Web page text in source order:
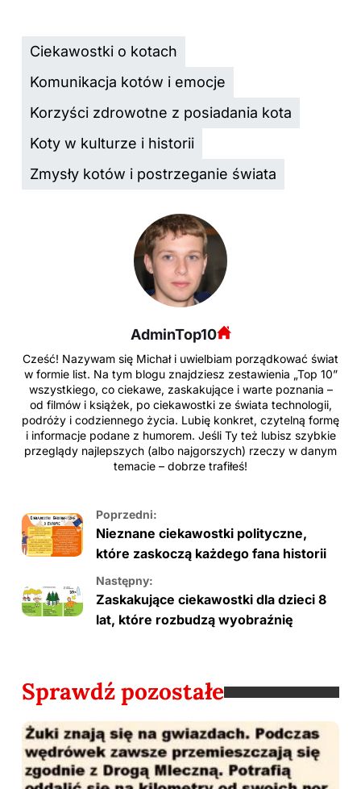
Ciekawostki o kotach
Komunikacja kotów i emocje
Korzyści zdrowotne z posiadania kota
Koty w kulturze i historii
Zmysły kotów i postrzeganie świata
AdminTop10
Cześć! Nazywam się Michał i uwielbiam porządkować świat
w formie list. Na tym blogu znajdziesz zestawienia „Top 10”
wszystkiego, co ciekawe, zaskakujące i warte poznania –
od filmów i książek, po ciekawostki ze świata technologii,
podróży i codziennego życia. Lubię konkret, czytelną formę
i informacje podane z humorem. Jeśli Ty też lubisz szybkie
przeglądy najlepszych (albo najgorszych) rzeczy w danym
temacie – dobrze trafiłeś!
Poprzedni:
Nieznane ciekawostki polityczne,
które zaskoczą każdego fana historii
Następny:
Zaskakujące ciekawostki dla dzieci 8
lat, które rozbudzą wyobraźnię
Sprawdź pozostałe